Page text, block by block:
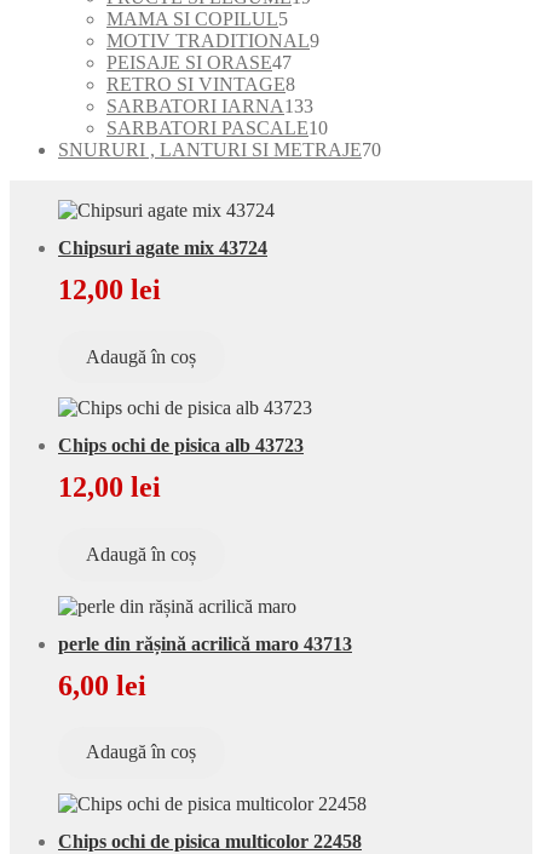
MAMA SI COPILUL55
produse
MOTIV TRADITIONAL99
PEISAJE SI ORASE4747
de
produse
RETRO SI VINTAGE88
produse
SARBATORI IARNA133133
de
produse
SARBATORI PASCALE1010
produse
SNURURI , LANTURI SI METRAJE7070
Chipsuri agate mix 43724
12,00 lei
Adaugă în coș
Chips ochi de pisica alb 43723
12,00 lei
Adaugă în coș
perle din rășină acrilică maro 43713
6,00 lei
Adaugă în coș
Chips ochi de pisica multicolor 22458